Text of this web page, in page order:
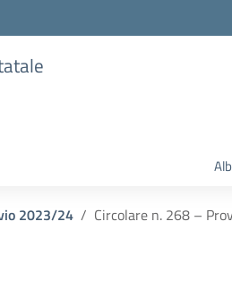
2023/24 Circolare n. 268 –